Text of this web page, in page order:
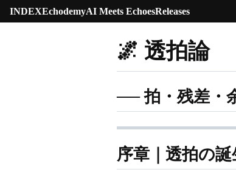
INDEXEchodemyAI Meets EchoesReleases
🌌 透拍論
── 拍・残差・
序章｜透拍の